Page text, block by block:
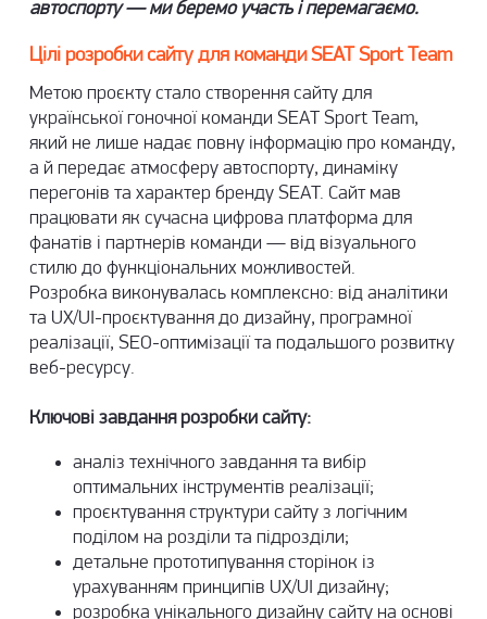
автоспорту — ми беремо участь і перемагаємо.
Цілі розробки сайту для команди SEAT Sport Team
Метою проєкту стало створення сайтудля
української гоночної команди SEAT Sport Team,
який не лише надає повну інформацію про команду,
а й передає атмосферу автоспорту, динаміку
перегонів та характер бренду SEAT. Сайт мав
працювати як сучасна цифрова платформа для
фанатів і партнерів команди — від візуального
стилю до функціональних можливостей.
Розробка виконувалась комплексно: від аналітики
та UX/UI-проєктуваннядо дизайну, програмної
реалізації, SEO-оптимізації та подальшого розвитку
веб-ресурсу.
Ключові завдання розробки сайту:
аналіз технічного завдання та вибір
оптимальних інструментів реалізації;
проєктування структури сайту з логічним
поділом на розділи та підрозділи;
детальне прототипування сторінок із
урахуванням принципів UX/UI дизайну;
розробка унікального дизайну сайтуна основі